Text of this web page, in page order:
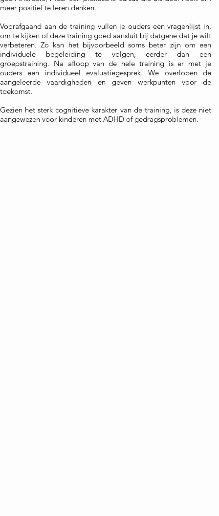
meer positief te leren denken.
Voorafgaand aan de training vullen je ouders een vragenlijst in,
om te kijken of deze training goed aansluit bij datgene dat je wilt
verbeteren. Zo kan het bijvoorbeeld soms beter zijn om een
individuele begeleiding te volgen, eerder dan een
groepstraining. Na afloop van de hele training is er met je
ouders een individueel evaluatiegesprek. We overlopen de
aangeleerde vaardigheden en geven werkpunten voor de
toekomst.
Gezien het sterk cognitieve karakter van de training, is deze niet
aangewezen voor kinderen met ADHD of gedragsproblemen.